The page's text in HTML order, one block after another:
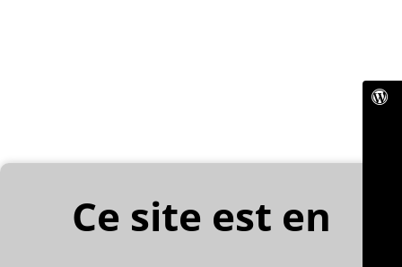
Ce site est en